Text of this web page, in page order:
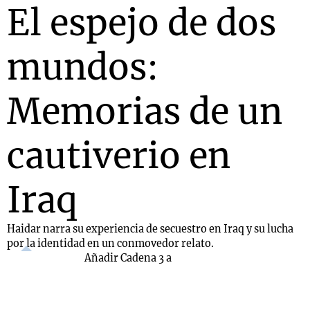
El espejo de dos
mundos:
Memorias de un
cautiverio en
Iraq
Haidar narra su experiencia de secuestro en Iraq y su lucha
por la identidad en un conmovedor relato.
Añadir Cadena 3 a